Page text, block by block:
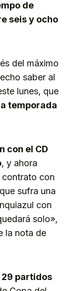
de
seis y ocho
del máximo
saber al
lunes, que
temporada
con el CD
, y ahora
contrato con
sufra una
con
solo»,
la nota de
29 partidos